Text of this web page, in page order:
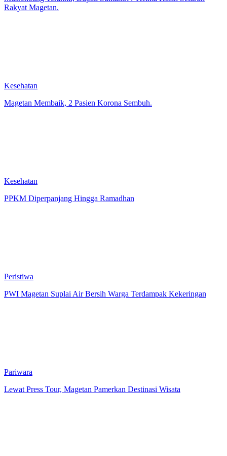
Rakyat Magetan.
Kesehatan
Magetan Membaik, 2 Pasien Korona Sembuh.
Kesehatan
PPKM Diperpanjang Hingga Ramadhan
Peristiwa
PWI Magetan Suplai Air Bersih Warga Terdampak Kekeringan
Pariwara
Lewat Press Tour, Magetan Pamerkan Destinasi Wisata